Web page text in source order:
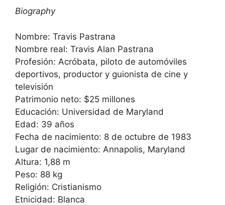
Biography
Nombre: Travis Pastrana
Nombre real: Travis Alan Pastrana
Profesión: Acróbata, piloto de automóviles
deportivos, productor y guionista de cine y
televisión
Patrimonio neto: $25 millones
Educación: Universidad de Maryland
Edad: 39 años
Fecha de nacimiento: 8 de octubre de 1983
Lugar de nacimiento: Annapolis, Maryland
Altura: 1,88 m
Peso: 88 kg
Religión: Cristianismo
Etnicidad: Blanca